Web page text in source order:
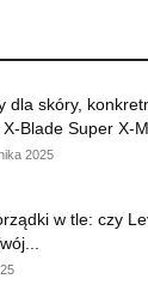
dla skóry,
Blade Super X-
2025
w tle: czy